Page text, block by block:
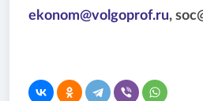
ekonom@volgoprof.ru, soc